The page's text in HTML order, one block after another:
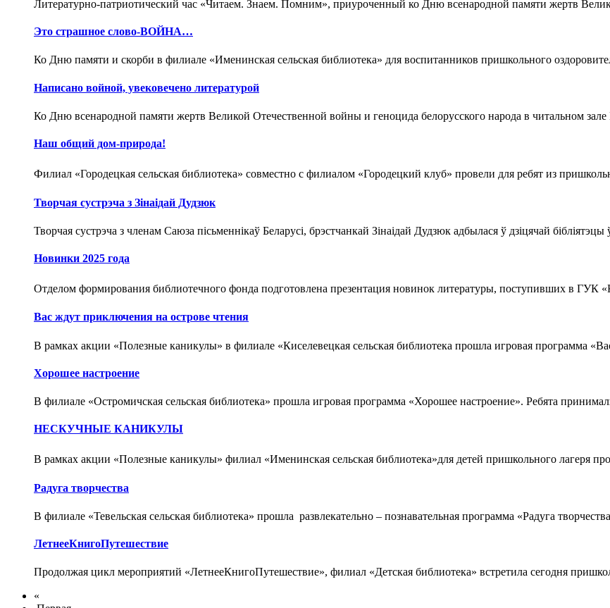
Литературно-патриотический час «Читаем. Знаем. Помним», приуроченный ко Дню всенародной памяти жертв
Это страшное слово-ВОЙНА…
Ко Дню памяти и скорби в филиале «Именинская сельская библиотека» для воспитанников пришкольного
Написано войной, увековечено литературой
Ко Дню всенародной памяти жертв Великой Отечественной войны и геноцида белорусского народа в читальном
Наш общий дом-природа!
Филиал «Городецкая сельская библиотека» совместно с филиалом «Городецкий клуб» провели для ребят из
Творчая сустрэча з Зінаідай Дудзюк
Творчая сустрэча з членам Саюза пісьменнікаў Беларусі, брэстчанкай Зінаідай Дудзюк адбылася ў дзіцячай
Новинки 2025 года
Отделом формирования библиотечного фонда подготовлена презентация новинок литературы, поступивших в ГУК
Вас ждут приключения на острове чтения
В рамках акции «Полезные каникулы» в филиале «Киселевецкая сельская библиотека прошла игровая программа
Хорошее настроение
В филиале «Остромичская сельская библиотека» прошла игровая программа «Хорошее настроение». Ребята
НЕСКУЧНЫЕ КАНИКУЛЫ
В рамках акции «Полезные каникулы» филиал «Именинская сельская библиотека»для детей пришкольного лагеря
Радуга творчества
В филиале «Тевельская сельская библиотека» прошла развлекательно – познавательная программа «Радуга
ЛетнееКнигоПутешествие
Продолжая цикл мероприятий «ЛетнееКнигоПутешествие», филиал «Детская библиотека» встретила сегодня
«